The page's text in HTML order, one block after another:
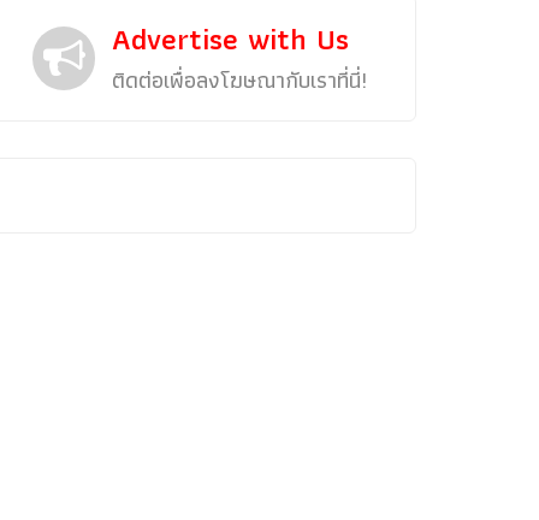
Advertise with Us
ติดต่อเพื่อลงโฆษณากับเราที่นี่!